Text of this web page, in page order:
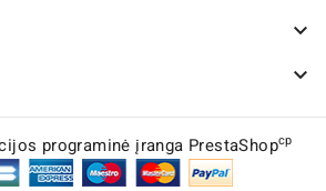


programinė įranga PrestaShopcp